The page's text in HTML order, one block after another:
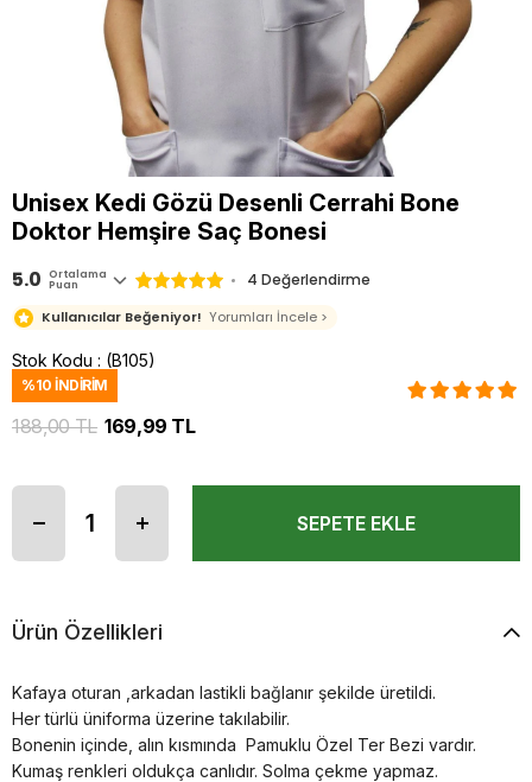
Unisex Kedi Gözü Desenli Cerrahi Bone
Doktor Hemşire Saç Bonesi
5.0 Ortalama
Puan 4 Değerlendirme
Kullanıcılar Beğeniyor! Yorumları İncele >
Stok Kodu (B105)
%10 İNDIRIM
188,00 TL 169,99 TL
Ürün Özellikleri
Kafaya oturan ,arkadan lastikli bağlanır şekilde üretildi.
Her türlü üniforma üzerine takılabilir.
Bonenin içinde, alın kısmında Pamuklu Özel Ter Bezi vardır.
Kumaş renkleri oldukça canlıdır. Solma çekme yapmaz.